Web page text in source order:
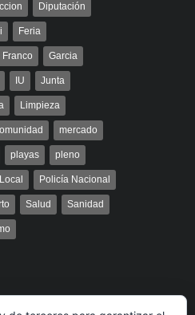
Diputación
Feria
Franco Garcia
IU Junta
Limpieza
mercado
playas pleno
Policía Nacional
Salud Sanidad